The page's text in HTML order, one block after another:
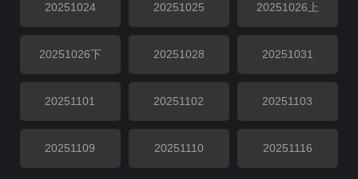
20251024 20251025 20251026上
20251026下 20251028 20251031
20251101 20251102 20251103
20251109 20251110 20251116